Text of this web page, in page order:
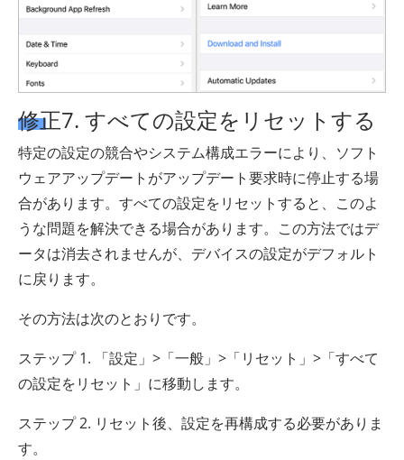
修正7. すべての設定をリセットする
特定の設定の競合やシステム構成エラーにより、ソフト
ウェアアップデートがアップデート要求時に停止する場
合があります。すべての設定をリセットすると、このよ
うな問題を解決できる場合があります。この方法ではデ
ータは消去されませんが、デバイスの設定がデフォルト
に戻ります。
その方法は次のとおりです。
ステップ 1. 「設定」>「一般」>「リセット」>「すべて
の設定をリセット」に移動します。
ステップ 2. リセット後、設定を再構成する必要がありま
す。